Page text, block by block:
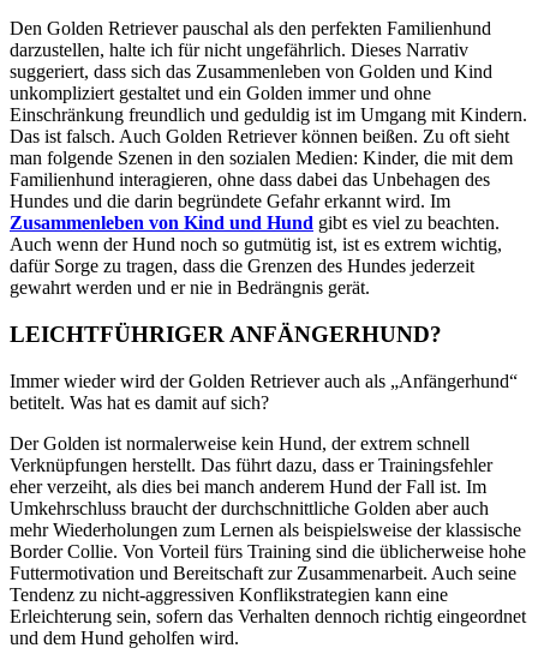
Den Golden Retriever pauschal als den perfekten Familienhund
darzustellen, halte ich für nicht ungefährlich. Dieses Narrativ
suggeriert, dass sich das Zusammenleben von Golden und Kind
unkompliziert gestaltet und ein Golden immer und ohne
Einschränkung freundlich und geduldig ist im Umgang mit Kindern.
Das ist falsch. Auch Golden Retriever können beißen. Zu oft sieht
man folgende Szenen in den sozialen Medien: Kinder, die mit dem
Familienhund interagieren, ohne dass dabei das Unbehagen des
Hundes und die darin begründete Gefahr erkannt wird. Im
Zusammenleben von Kind und Hund gibt es viel zu beachten.
Auch wenn der Hund noch so gutmütig ist, ist es extrem wichtig,
dafür Sorge zu tragen, dass die Grenzen des Hundes jederzeit
gewahrt werden und er nie in Bedrängnis gerät.
LEICHTFÜHRIGER ANFÄNGERHUND?
Immer wieder wird der Golden Retriever auch als „Anfängerhund“
betitelt. Was hat es damit auf sich?
Der Golden ist normalerweise kein Hund, der extrem schnell
Verknüpfungen herstellt. Das führt dazu, dass er Trainingsfehler
eher verzeiht, als dies bei manch anderem Hund der Fall ist. Im
Umkehrschluss braucht der durchschnittliche Golden aber auch
mehr Wiederholungen zum Lernen als beispielsweise der klassische
Border Collie. Von Vorteil fürs Training sind die üblicherweise hohe
Futtermotivation und Bereitschaft zur Zusammenarbeit. Auch seine
Tendenz zu nicht-aggressiven Konflikstrategien kann eine
Erleichterung sein, sofern das Verhalten dennoch richtig eingeordnet
und dem Hund geholfen wird.